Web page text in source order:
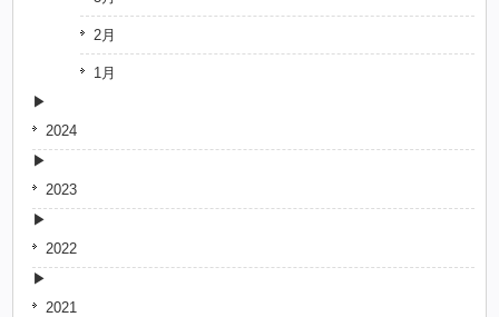
2月
1月
2024
2023
2022
2021